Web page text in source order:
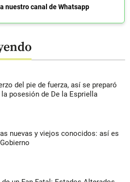
nuestro canal de Whatsapp
del pie de fuerza, así se preparó
posesión de De la Espriella
nuevas y viejos conocidos: así es